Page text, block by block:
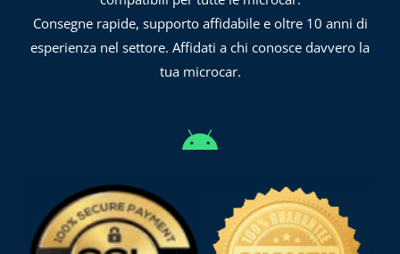
Consegne rapide, supporto affidabile e oltre 10 anni di
esperienza nel settore. Affidati a chi conosce davvero la
tua microcar.